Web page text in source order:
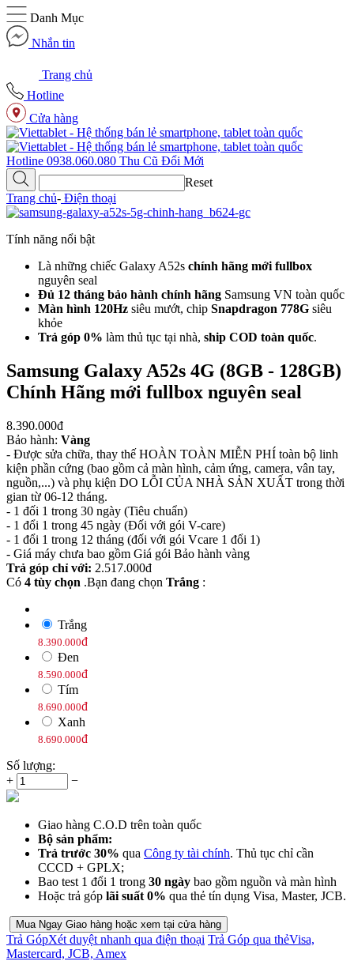
Danh Mục
Nhắn tin
Trang chủ
Hotline
Cửa hàng
Hotline 0938.060.080 Thu Cũ Đổi Mới
Reset
Trang chủ- Điện thoại
Tính năng nổi bật
Là những chiếc Galaxy A52s chính hãng mới fullbox
nguyên seal
Đủ 12 tháng bảo hành chính hãng Samsung VN toàn quốc
Màn hình 120Hz siêu mướt, chip Snapdragon 778G siêu
khỏe
Trả góp 0% làm thủ tục tại nhà, ship COD toàn quốc.
Samsung Galaxy A52s 4G (8GB - 128GB)
Chính Hãng mới fullbox nguyên seal
8.390.000đ
Bảo hành: Vàng
- Được sửa chữa, thay thế HOÀN TOÀN MIỄN PHÍ toàn bộ linh
kiện phần cứng (bao gồm cả màn hình, cảm ứng, camera, vân tay,
nguồn,...) và phụ kiện DO LỖI CỦA NHÀ SẢN XUẤT trong thời
gian từ 06-12 tháng.
- 1 đối 1 trong 30 ngày (Tiêu chuẩn)
- 1 đổi 1 trong 45 ngày (Đối với gói V-care)
- 1 đổi 1 trong 12 tháng (đối với gói Vcare 1 đổi 1)
- Giá máy chưa bao gồm Giá gói Bảo hành vàng
Trả góp chỉ với: 2.517.000đ
Có 4 tùy chọn .Bạn đang chọn Trắng :
Trắng
8.390.000đ
Đen
8.590.000đ
Tím
8.690.000đ
Xanh
8.690.000đ
Số lượng:
+
−
Giao hàng C.O.D trên toàn quốc
Bộ sản phẩm:
Trả trước 30% qua Công ty tài chính. Thủ tục chỉ cần
CCCD + GPLX;
Bao test 1 đổi 1 trong 30 ngày bao gồm nguồn và màn hình
Hoặc trả góp lãi suất 0% qua thẻ tín dụng Visa, Master, JCB.
Mua Ngay Giao hàng hoặc xem tại cửa hàng
Trả GópXét duyệt nhanh qua điện thoại Trả Góp qua thẻVisa,
Mastercard, JCB, Amex